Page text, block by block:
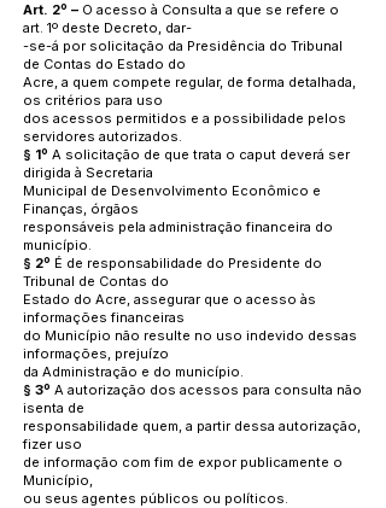
Art. 2º – O acesso à Consulta a que se refere o
art. 1º deste Decreto, dar-
-se-á por solicitação da Presidência do Tribunal
de Contas do Estado do
Acre, a quem compete regular, de forma detalhada,
os critérios para uso
dos acessos permitidos e a possibilidade pelos
servidores autorizados.
§ 1º A solicitação de que trata o caput deverá ser
dirigida à Secretaria
Municipal de Desenvolvimento Econômico e
Finanças, órgãos
responsáveis pela administração financeira do
município.
§ 2º É de responsabilidade do Presidente do
Tribunal de Contas do
Estado do Acre, assegurar que o acesso às
informações financeiras
do Município não resulte no uso indevido dessas
informações, prejuízo
da Administração e do município.
§ 3º A autorização dos acessos para consulta não
isenta de
responsabilidade quem, a partir dessa autorização,
fizer uso
de informação com fim de expor publicamente o
Município,
ou seus agentes públicos ou políticos.